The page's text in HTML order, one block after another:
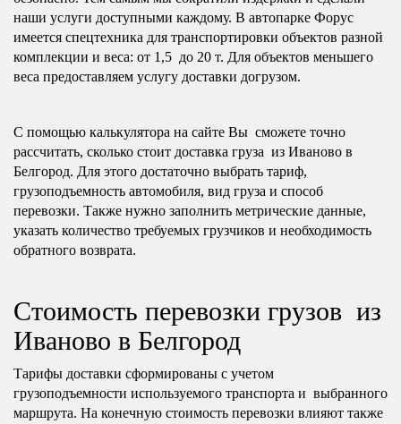
наши услуги доступными каждому. В автопарке Форус
имеется спецтехника для транспортировки объектов разной
комплекции и веса: от 1,5 до 20 т. Для объектов меньшего
веса предоставляем услугу доставки догрузом.
С помощью калькулятора на сайте Вы сможете точно
рассчитать, сколько стоит доставка груза из Иваново в
Белгород. Для этого достаточно выбрать тариф,
грузоподъемность автомобиля, вид груза и способ
перевозки. Также нужно заполнить метрические данные,
указать количество требуемых грузчиков и необходимость
обратного возврата.
Стоимость перевозки грузов из
Иваново в Белгород
Тарифы доставки сформированы с учетом
грузоподъемности используемого транспорта и выбранного
маршрута. На конечную стоимость перевозки влияют также